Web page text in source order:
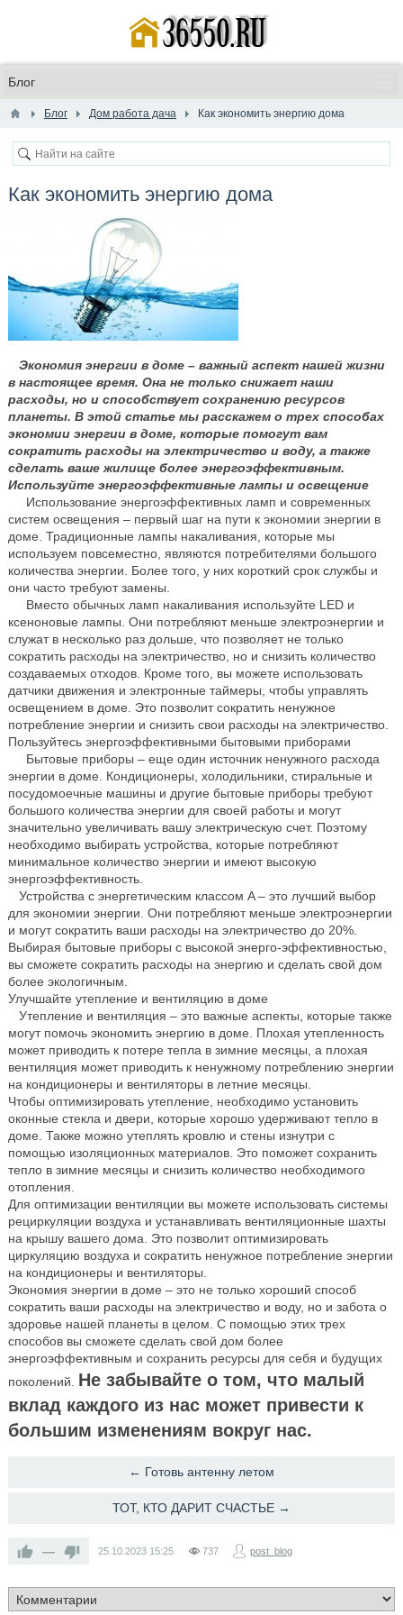
Блог Дом работа дача Как экономить энергию дома
Как экономить энергию дома
Экономия энергии в доме – важный аспект нашей жизни
в настоящее время. Она не только снижает наши
расходы, но и способствует сохранению ресурсов
планеты. В этой статье мы расскажем о трех способах
экономии энергии в доме, которые помогут вам
сократить расходы на электричество и воду, а также
сделать ваше жилище более энергоэффективным.
Используйте энергоэффективные лампы и освещение
Использование энергоэффективных ламп и современных
систем освещения – первый шаг на пути к экономии энергии в
доме. Традиционные лампы накаливания, которые мы
используем повсеместно, являются потребителями большого
количества энергии. Более того, у них короткий срок службы и
они часто требуют замены.
Вместо обычных ламп накаливания используйте LED и
ксеноновые лампы. Они потребляют меньше электроэнергии и
служат в несколько раз дольше, что позволяет не только
сократить расходы на электричество, но и снизить количество
создаваемых отходов. Кроме того, вы можете использовать
датчики движения и электронные таймеры, чтобы управлять
освещением в доме. Это позволит сократить ненужное
потребление энергии и снизить свои расходы на электричество.
Пользуйтесь энергоэффективными бытовыми приборами
Бытовые приборы – еще один источник ненужного расхода
энергии в доме. Кондиционеры, холодильники, стиральные и
посудомоечные машины и другие бытовые приборы требуют
большого количества энергии для своей работы и могут
значительно увеличивать вашу электрическую счет. Поэтому
необходимо выбирать устройства, которые потребляют
минимальное количество энергии и имеют высокую
энергоэффективность.
Устройства с энергетическим классом A – это лучший выбор
для экономии энергии. Они потребляют меньше электроэнергии
и могут сократить ваши расходы на электричество до 20%.
Выбирая бытовые приборы с высокой энерго-эффективностью,
вы сможете сократить расходы на энергию и сделать свой дом
более экологичным.
Улучшайте утепление и вентиляцию в доме
Утепление и вентиляция – это важные аспекты, которые также
могут помочь экономить энергию в доме. Плохая утепленность
может приводить к потере тепла в зимние месяцы, а плохая
вентиляция может приводить к ненужному потреблению энергии
на кондиционеры и вентиляторы в летние месяцы.
Чтобы оптимизировать утепление, необходимо установить
оконные стекла и двери, которые хорошо удерживают тепло в
доме. Также можно утеплять кровлю и стены изнутри с
помощью изоляционных материалов. Это поможет сохранить
тепло в зимние месяцы и снизить количество необходимого
отопления.
Для оптимизации вентиляции вы можете использовать системы
рециркуляции воздуха и устанавливать вентиляционные шахты
на крышу вашего дома. Это позволит оптимизировать
циркуляцию воздуха и сократить ненужное потребление энергии
на кондиционеры и вентиляторы.
Экономия энергии в доме – это не только хороший способ
сократить ваши расходы на электричество и воду, но и забота о
здоровье нашей планеты в целом. С помощью этих трех
способов вы сможете сделать свой дом более
энергоэффективным и сохранить ресурсы для себя и будущих
поколений. Не забывайте о том, что малый
вклад каждого из нас может привести к
большим изменениям вокруг нас.
← ​Готовь антенну летом
​ТОТ, КТО ДАРИТ СЧАСТЬЕ →
— 25.10.2023 15:25 737 post_blog